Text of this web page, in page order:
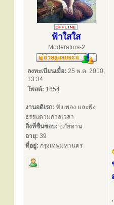
ฟ้าใสใส
Moderators-2
ลงทะเบียนเมื่อ: 25 พ.ค. 2010,
13:34
โพสต์: 1654
งานอดิเรก: ฟังเพลง และฟัง
ธรรมตามกาลเวลา
สิ่งที่ชื่นชอบ: อภัยทาน
อายุ: 39
ที่อยู่: กรุงเทพมหานคร